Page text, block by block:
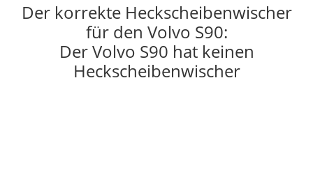
Der korrekte Heckscheibenwischer
für den Volvo S90:
Der Volvo S90 hat keinen
Heckscheibenwischer